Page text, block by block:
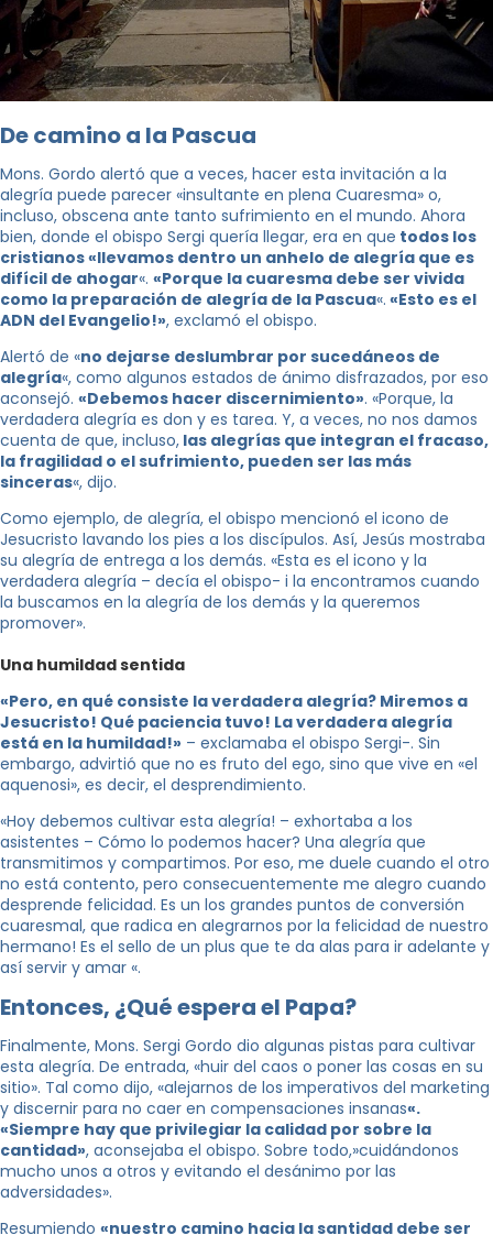
De camino a la Pascua
Mons. Gordo alertó que a veces, hacer esta invitación a la
alegría puede parecer «insultante en plena Cuaresma» o,
incluso, obscena ante tanto sufrimiento en el mundo. Ahora
bien, donde el obispo Sergi quería llegar, era en que todos los
cristianos «llevamos dentro un anhelo de alegría que es
difícil de ahogar«. «Porque la cuaresma debe ser vivida
como la preparación de alegría de la Pascua«. «Esto es el
ADN del Evangelio!», exclamó el obispo.
Alertó de «no dejarse deslumbrar por sucedáneos de
alegría«, como algunos estados de ánimo disfrazados, por eso
aconsejó. «Debemos hacer discernimiento». «Porque, la
verdadera alegría es don y es tarea. Y, a veces, no nos damos
cuenta de que, incluso, las alegrías que integran el fracaso,
la fragilidad o el sufrimiento, pueden ser las más
sinceras«, dijo.
Como ejemplo, de alegría, el obispo mencionó el icono de
Jesucristo lavando los pies a los discípulos. Así, Jesús mostraba
su alegría de entrega a los demás. «Esta es el icono y la
verdadera alegría – decía el obispo- i la encontramos cuando
la buscamos en la alegría de los demás y la queremos
promover».
Una humildad sentida
«Pero, en qué consiste la verdadera alegría? Miremos a
Jesucristo! Qué paciencia tuvo! La verdadera alegría
está en la humildad!» – exclamaba el obispo Sergi-. Sin
embargo, advirtió que no es fruto del ego, sino que vive en «el
aquenosi», es decir, el desprendimiento.
«Hoy debemos cultivar esta alegría! – exhortaba a los
asistentes – Cómo lo podemos hacer? Una alegría que
transmitimos y compartimos. Por eso, me duele cuando el otro
no está contento, pero consecuentemente me alegro cuando
desprende felicidad. Es un los grandes puntos de conversión
cuaresmal, que radica en alegrarnos por la felicidad de nuestro
hermano! Es el sello de un plus que te da alas para ir adelante y
así servir y amar «.
Entonces, ¿Qué espera el Papa?
Finalmente, Mons. Sergi Gordo dio algunas pistas para cultivar
esta alegría. De entrada, «huir del caos o poner las cosas en su
sitio». Tal como dijo, «alejarnos de los imperativos del marketing
y discernir para no caer en compensaciones insanas«.
«Siempre hay que privilegiar la calidad por sobre la
cantidad», aconsejaba el obispo. Sobre todo,»cuidándonos
mucho unos a otros y evitando el desánimo por las
adversidades».
Resumiendo «nuestro camino hacia la santidad debe ser